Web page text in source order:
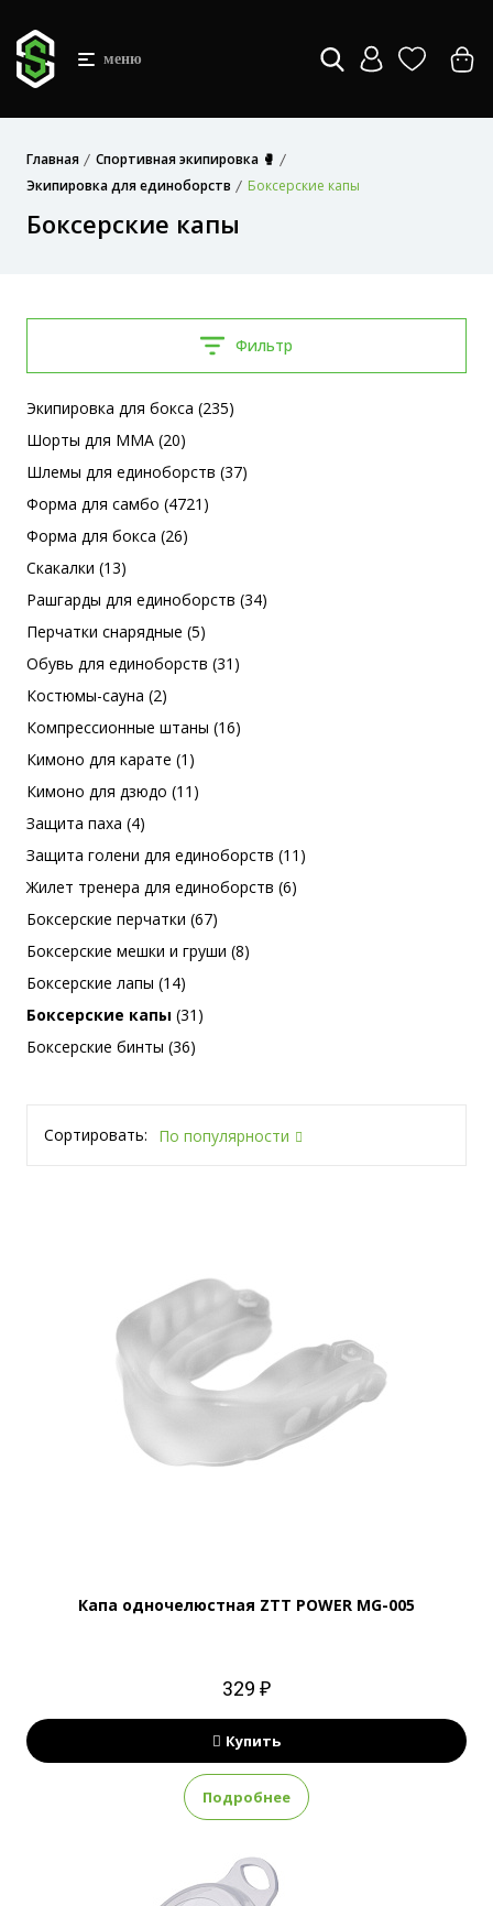
меню
Главная
Спортивная экипировка 🥊
Экипировка для единоборств
Боксерские капы
Боксерские капы
Фильтр
Экипировка для бокса (235)
Шорты для MMA (20)
Шлемы для единоборств (37)
Форма для самбо (4721)
Форма для бокса (26)
Скакалки (13)
Рашгарды для единоборств (34)
Перчатки снарядные (5)
Обувь для единоборств (31)
Костюмы-сауна (2)
Компрессионные штаны (16)
Кимоно для карате (1)
Кимоно для дзюдо (11)
Защита паха (4)
Защита голени для единоборств (11)
Жилет тренера для единоборств (6)
Боксерские перчатки (67)
Боксерские мешки и груши (8)
Боксерские лапы (14)
Боксерские капы (31)
Боксерские бинты (36)
Сортировать: По популярности
Капа одночелюстная ZTT POWER MG-005
329 ₽
Купить
Подробнее